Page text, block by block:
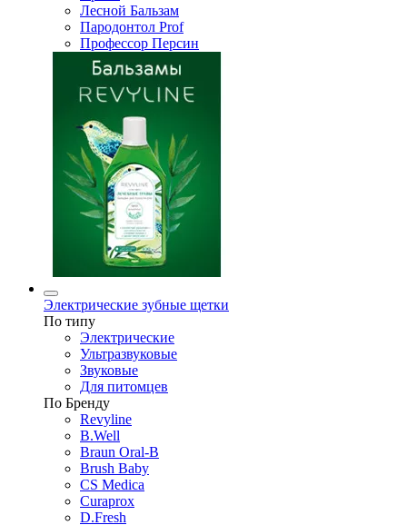
Лесной Бальзам
Пародонтол Prof
Профессор Персин
Электрические зубные щетки
По типу
Электрические
Ультразвуковые
Звуковые
Для питомцев
По Бренду
Revyline
B.Well
Braun Oral-B
Brush Baby
CS Medica
Curaprox
D.Fresh